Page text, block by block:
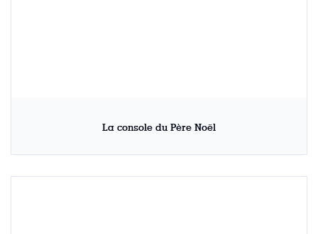
La console du Père Noël